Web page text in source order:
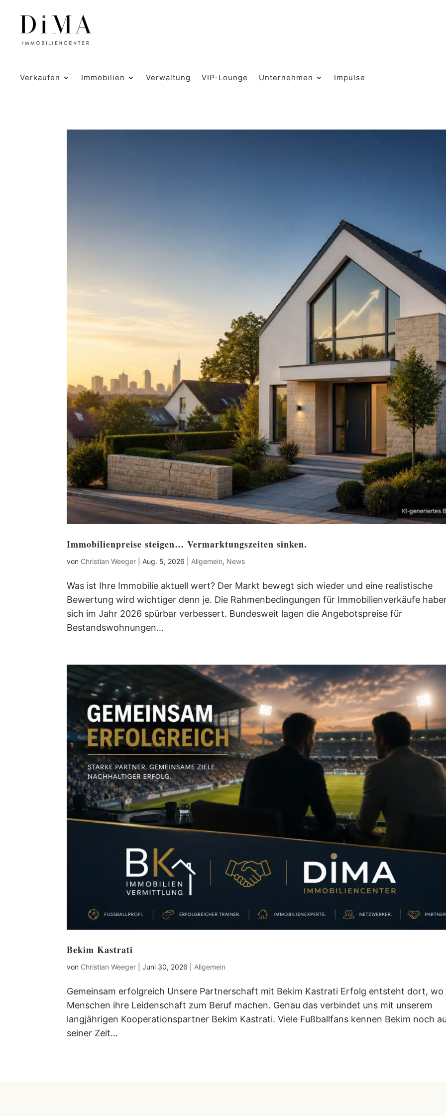
Verkaufen Immobilien Verwaltung VIP-Lounge Unternehmen Impulse
Immobilienpreise steigen… Vermarktungszeiten sinken.
von Christian Weeger |Aug. 5, 2026 |Allgemein, News
Was ist Ihre Immobilie aktuell wert? Der Markt bewegt sich wieder und eine realistische
Bewertung wird wichtiger denn je. Die Rahmenbedingungen für Immobilienverkäufe
sich im Jahr 2026 spürbar verbessert. Bundesweit lagen die Angebotspreise für
Bestandswohnungen...
Bekim Kastrati
von Christian Weeger |Juni 30, 2026 Allgemein
Gemeinsam erfolgreich Unsere Partnerschaft mit Bekim Kastrati Erfolg entsteht dort, wo
Menschen ihre Leidenschaft zum Beruf machen. Genau das verbindet uns mit unserem
langjährigen Kooperationspartner Bekim Kastrati. Viele Fußballfans kennen Bekim noch
seiner Zeit...